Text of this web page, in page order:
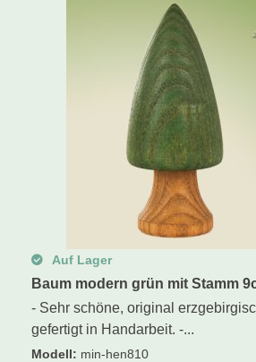
Auf Lager
Baum modern grün mit Stamm
- Sehr schöne, original
gefertigt in Handarbeit. -...
Modell: min-hen810